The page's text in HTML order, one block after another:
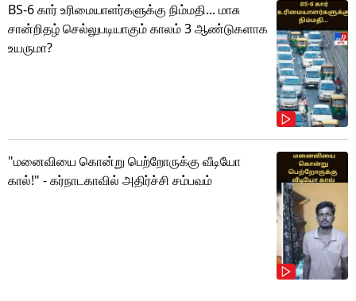
BS-6 கார் உரிமையாளர்களுக்கு நிம்மதி... மாசு
சான்றிதழ் செல்லுபடியாகும் காலம் 3 ஆண்டுகளாக
உயருமா?
"மனைவியை கொன்று பெற்றோருக்கு வீடியோ
கால்!" - கர்நாடகாவில் அதிர்ச்சி சம்பவம்